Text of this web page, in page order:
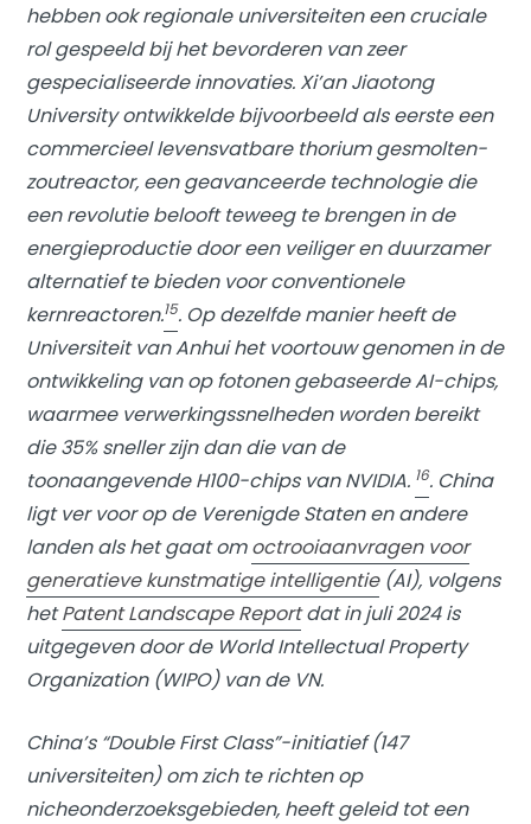
hebben ook regionale universiteiten een cruciale
rol gespeeld bij het bevorderen van zeer
gespecialiseerde innovaties. Xi’an Jiaotong
University ontwikkelde bijvoorbeeld als eerste een
commercieel levensvatbare thorium gesmolten-
zoutreactor, een geavanceerde technologie die
een revolutie belooft teweeg te brengen in de
energieproductie door een veiliger en duurzamer
alternatief te bieden voor conventionele
kernreactoren.15. Op dezelfde manier heeft de
Universiteit van Anhui het voortouw genomen in de
ontwikkeling van op fotonen gebaseerde AI-chips,
waarmee verwerkingssnelheden worden bereikt
die 35% sneller zijn dan die van de
toonaangevende H100-chips van NVIDIA. 16. China
ligt ver voor op de Verenigde Staten en andere
landen als het gaat omoctrooiaanvragen voor
generatieve kunstmatige intelligentie(AI), volgens
hetPatent Landscape Reportdat in juli 2024 is
uitgegeven door de World Intellectual Property
Organization (WIPO) van de VN.
China’s “Double First Class”-initiatief (147
universiteiten) om zich te richten op
nicheonderzoeksgebieden, heeft geleid tot een